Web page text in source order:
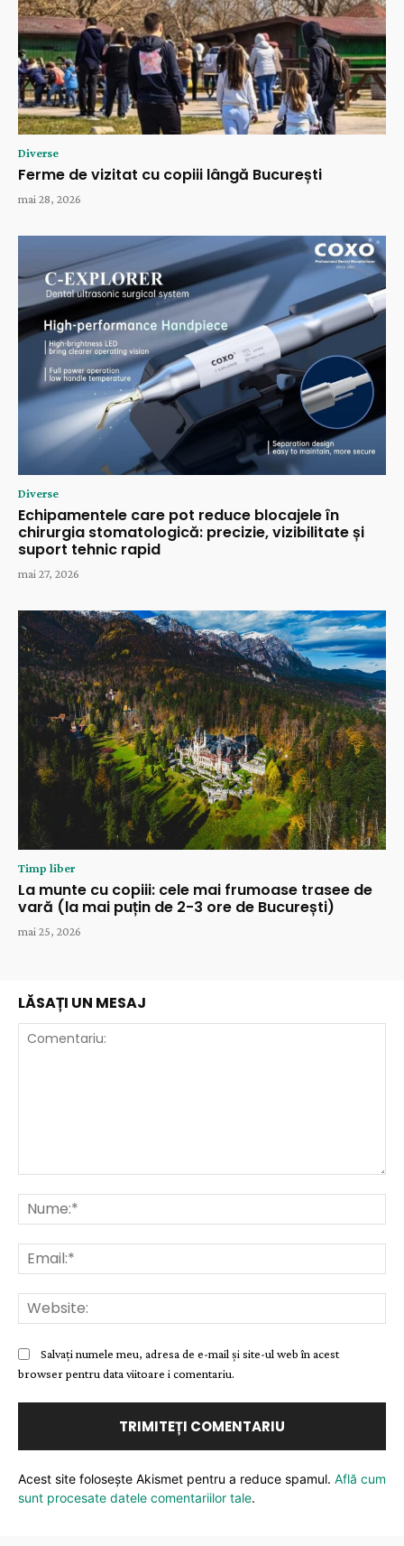
Diverse
Ferme de vizitat cu copiii lângă București
mai 28, 2026
Diverse
Echipamentele care pot reduce blocajele în
chirurgia stomatologică: precizie, vizibilitate și
suport tehnic rapid
mai 27, 2026
Timp liber
La munte cu copiii: cele mai frumoase trasee de
vară (la mai puțin de 2-3 ore de București)
mai 25, 2026
LĂSAȚI UN MESAJ
Salvați numele meu, adresa de e-mail și site-ul web în acest
browser pentru data viitoare i comentariu.
Acest site folosește Akismet pentru a reduce spamul. Află cum
sunt procesate datele comentariilor tale.